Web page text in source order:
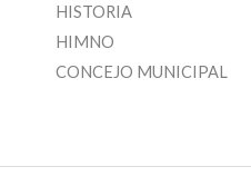
control
Tránsito
HISTORIA
HIMNO
CONCEJO MUNICIPAL